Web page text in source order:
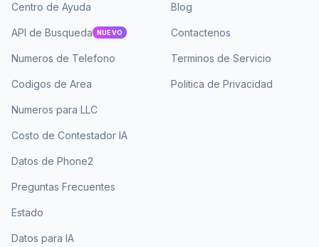
Centro de Ayuda
API de Busqueda NUEVO
Numeros de Telefono
Codigos de Area
Numeros para LLC
Costo de Contestador IA
Datos de Phone2
Preguntas Frecuentes
Estado
Datos para IA
Blog
Contactenos
Terminos de Servicio
Politica de Privacidad